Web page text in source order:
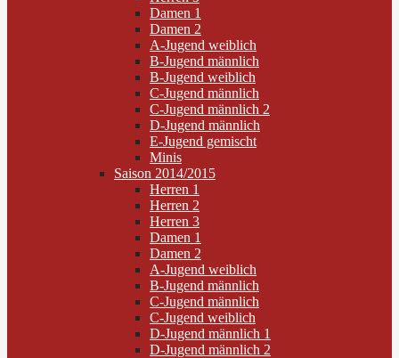
Damen 1
Damen 2
A-Jugend weiblich
B-Jugend männlich
B-Jugend weiblich
C-Jugend männlich
C-Jugend männlich 2
D-Jugend männlich
E-Jugend gemischt
Minis
Saison 2014/2015
Herren 1
Herren 2
Herren 3
Damen 1
Damen 2
A-Jugend weiblich
B-Jugend männlich
C-Jugend männlich
C-Jugend weiblich
D-Jugend männlich 1
D-Jugend männlich 2